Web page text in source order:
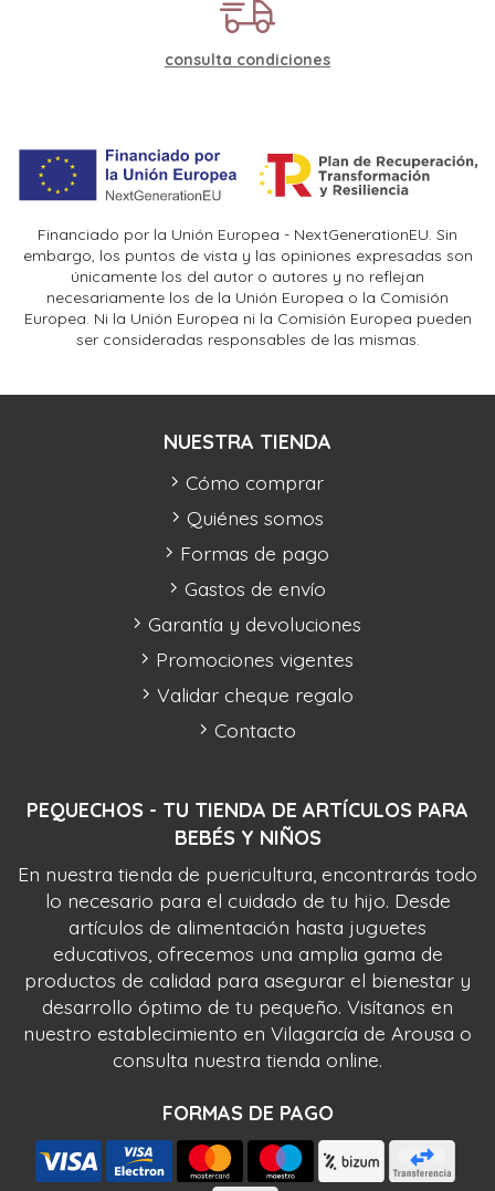
consulta condiciones
Financiado por la Unión Europea - NextGenerationEU. Sin
embargo, los puntos de vista y las opiniones expresadas son
únicamente los del autor o autores y no reflejan
necesariamente los de la Unión Europea o la Comisión
Europea. Ni la Unión Europea ni la Comisión Europea pueden
ser consideradas responsables de las mismas.
PEQUECHOS - TU TIENDA DE ARTÍCULOS PARA
BEBÉS Y NIÑOS
En nuestra tienda de puericultura, encontrarás todo
lo necesario para el cuidado de tu hijo. Desde
artículos de alimentación hasta juguetes
educativos, ofrecemos una amplia gama de
productos de calidad para asegurar el bienestar y
desarrollo óptimo de tu pequeño. Visítanos en
nuestro establecimiento en Vilagarcía de Arousa o
consulta nuestra tienda online.
FORMAS DE PAGO
NUESTRA TIENDA
Cómo comprar
Quiénes somos
Formas de pago
Gastos de envío
Garantía y devoluciones
Promociones vigentes
Validar cheque regalo
Contacto